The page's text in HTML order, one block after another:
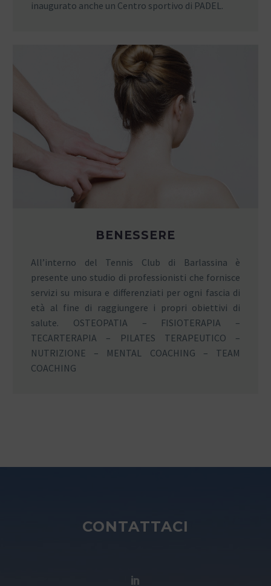
inaugurato anche un Centro sportivo di PADEL.
BENESSERE
All’interno del Tennis Club di Barlassina è
presente uno studio di professionisti che fornisce
servizi su misura e differenziati per ogni fascia di
età al fine di raggiungere i propri obiettivi di
salute. OSTEOPATIA – FISIOTERAPIA –
TECARTERAPIA – PILATES TERAPEUTICO –
NUTRIZIONE – MENTAL COACHING – TEAM
COACHING
CONTATTACI